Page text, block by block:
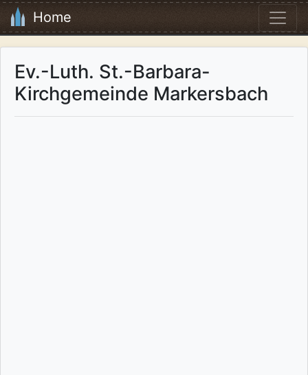
Home
Ev.-Luth. St.-Barbara-
Kirchgemeinde Markersbach